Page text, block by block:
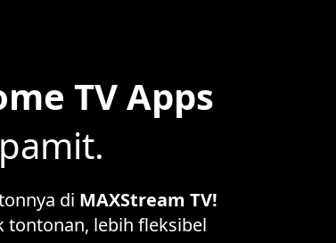
TV Apps
pamit.
di MAXStream TV!
tontonan, lebih fleksibel